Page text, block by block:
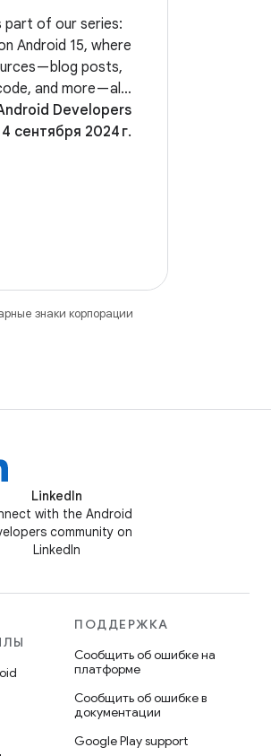
part of our series:
Android 15, where
— blog posts,
and more — all
you prepare your
of the
Developers
4 сентября 2024 г.
знаки корпорации
LinkedIn
with the Android
community on
LinkedIn
ПОДДЕРЖКА
Сообщить об ошибке на
платформе
Сообщить об ошибке в
документации
Google Play support